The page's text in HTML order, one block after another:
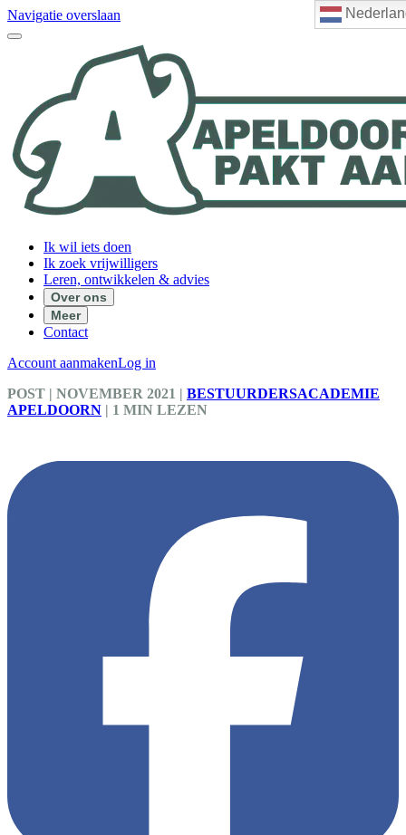
Navigatie overslaan
Ik wil iets doen
Ik zoek vrijwilligers
Leren, ontwikkelen & advies
Over ons
Meer
Contact
Account aanmakenLog in
POST | NOVEMBER 2021 | BESTUURDERSACADEMIE
APELDOORN | 1 MIN LEZEN